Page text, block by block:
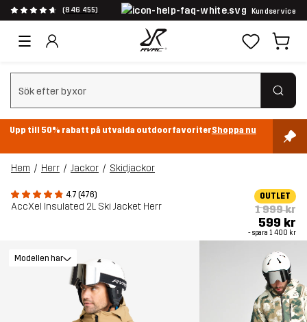
(846 455) Kundservice
Rensa sök
Upp till 50% rabatt på utvalda outdoorfavoriterShoppa nu
Hem Herr Jackor Skidjackor
4.7 (476)
AccXel Insulated 2L Ski Jacket Herr
OUTLET
1 999 kr
599 kr
- spara 1 400 kr
Modellen har